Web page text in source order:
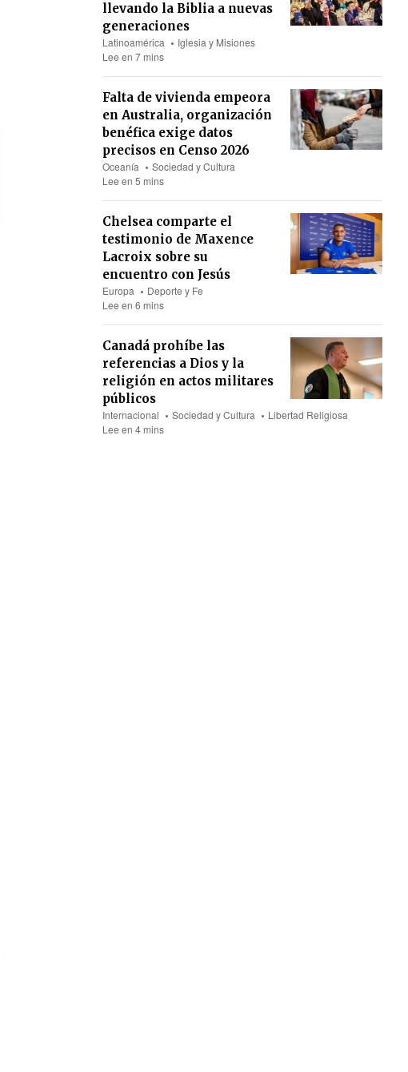
llevando la Biblia a nuevas
generaciones
Latinoamérica
Iglesia y Misiones
Lee en 7 mins
Falta de vivienda empeora
en Australia, organización
benéfica exige datos
precisos en Censo 2026
Oceanía
Sociedad y Cultura
Lee en 5 mins
Chelsea comparte el
testimonio de Maxence
Lacroix sobre su
encuentro con Jesús
Europa
Deporte y Fe
Lee en 6 mins
Canadá prohíbe las
referencias a Dios y la
religión en actos militares
públicos
Internacional Sociedad y Cultura
Libertad Religiosa
Lee en 4 mins